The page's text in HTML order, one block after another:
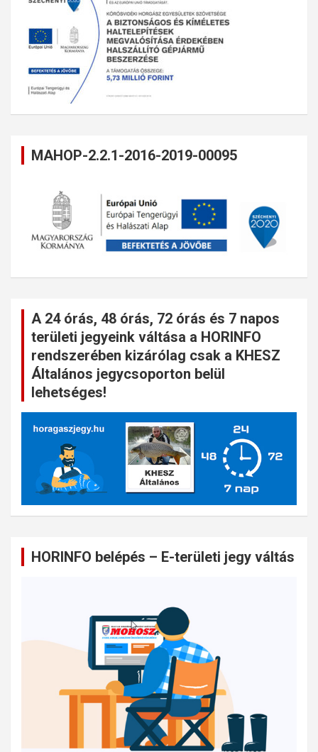
MAHOP-2.2.1-2016-2019-00095
A 24 órás, 48 órás, 72 órás és 7 napos
területi jegyeink váltása a HORINFO
rendszerében kizárólag csak a KHESZ
Általános jegycsoporton belül
lehetséges!
HORINFO belépés – E-területi jegy váltás